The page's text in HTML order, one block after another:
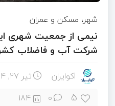
شهر، مسکن و عمران
نیمی از جمعیت شهری
شرکت آب و فاضلاب
اکوایران تیر ۲۷, ۱۴۰۴
5
0
184